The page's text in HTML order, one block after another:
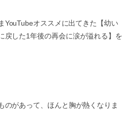
YouTubeオススメに出てきた【幼い
戻した1年後の再会に涙が溢れる】を
のがあって、ほんと胸が熱くなりま